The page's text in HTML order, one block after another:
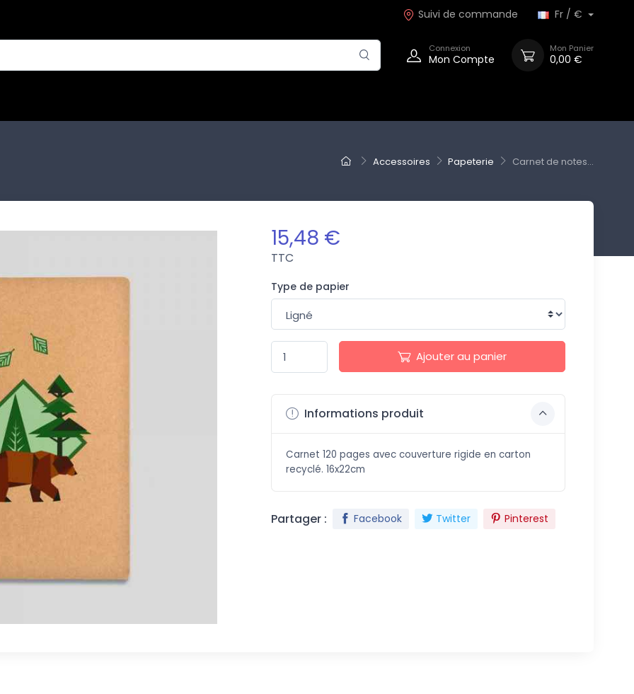
Suivi de commande Fr / €
Connexion
Mon Compte
Mon Panier
0,00 €
Accessoires Papeterie Carnet de notes...
15,48 €
TTC
Type de papier
Ajouter au panier
Informations produit
Carnet 120 pages avec couverture rigide en carton
recyclé. 16x22cm
Partager : Facebook Twitter Pinterest